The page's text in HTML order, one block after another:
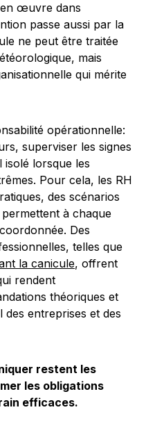
œuvre dans
passe aussi par la
ne peut être traitée
mais
qui mérite
opérationnelle:
superviser les signes
isolé lorsque les
Pour cela, les RH
des scénarios
à chaque
Des
telles que
la canicule, offrent
rendent
théoriques et
entreprises et des
restent les
les obligations
efficaces.